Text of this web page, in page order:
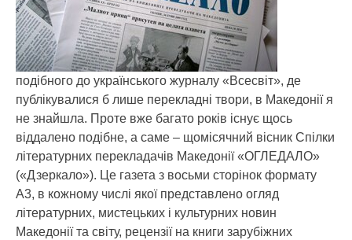
подібного до українського журналу «Всесвіт», де
публікувалися б лише перекладні твори, в Македонії я
не знайшла. Проте вже багато років існує щось
віддалено подібне, а саме – щомісячний вісник Спілки
літературних перекладачів Македонії «ОГЛЕДАЛО»
(«Дзеркало»). Це газета з восьми сторінок формату
А3, в кожному числі якої представлено огляд
літературних, мистецьких і культурних новин
Македонії та світу, рецензії на книги зарубіжних